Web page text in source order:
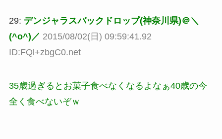
29: デンジャラスバックドロップ(神奈川県)＠＼
(^o^)／ 2015/08/02(日) 09:59:41.92
ID:FQl+zbgC0.net
35歳過ぎるとお菓子食べなくなるよなぁ40歳の今
全く食べないぞｗ